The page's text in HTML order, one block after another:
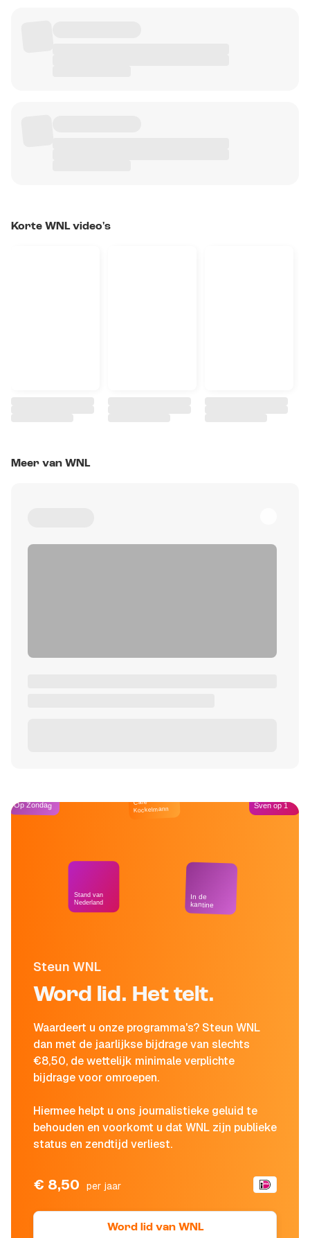
Korte WNL video's
Meer van WNL
Steun WNL
Word lid. Het telt.
Waardeert u onze programma's? Steun WNL
dan met de jaarlijkse bijdrage van slechts
€8,50, de wettelijk minimale verplichte
bijdrage voor omroepen.
Hiermee helpt u ons journalistieke geluid te
behouden en voorkomt u dat WNL zijn publieke
status en zendtijd verliest.
€ 8,50 per jaar
Word lid van WNL
Op Zondag
Stand van
Nederland
Café
Kockelmann
In de
kantine
Sven op 1